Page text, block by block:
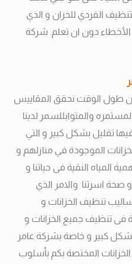
الفردي للخزان و الذي
دون ان تعلم. شركة
طول الوقت نحقق المقاييس
والمتوابللسمر لدينا
تقليل بشكل كبير و التي
الموجودة في منازلهم و
المياه النقية فى حياتنا و
صحة اسرتنا والامر الذي
تنظيف الخزانات و
فى تنظيف جميع الخزانات و
كبير و خاصة بشركة عامر
المختصة بكم بأسلوب